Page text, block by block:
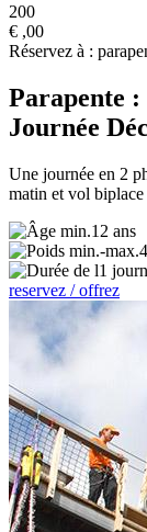
200
€ ,00
Réservez à :
Parapente :
Journée
Une journée en 2
matin et vol
12 ans
1
reservez / offrez